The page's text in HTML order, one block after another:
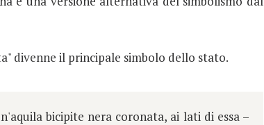
divenne il principale simbolo dello stato.
bicipite nera coronata, ai lati di essa –